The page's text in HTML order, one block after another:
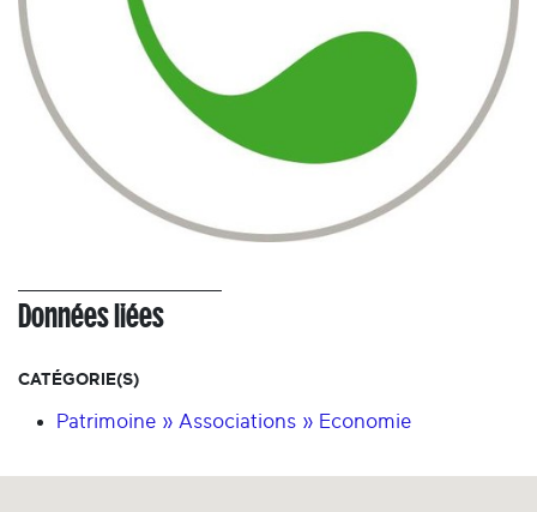
Données liées
CATÉGORIE(S)
Patrimoine » Associations » Economie